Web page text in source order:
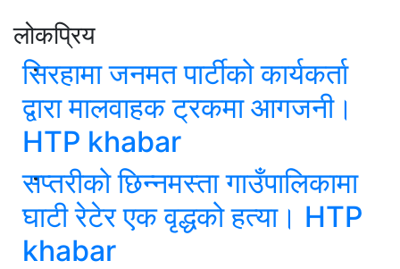
लोकप्रिय
सिरहामा जनमत पार्टीको कार्यकर्ता
द्वारा मालवाहक ट्रकमा आगजनी।
HTP khabar
सप्तरीको छिन्नमस्ता गाउँपालिकामा
घाटी रेटेर एक वृद्धको हत्या। HTP
khabar